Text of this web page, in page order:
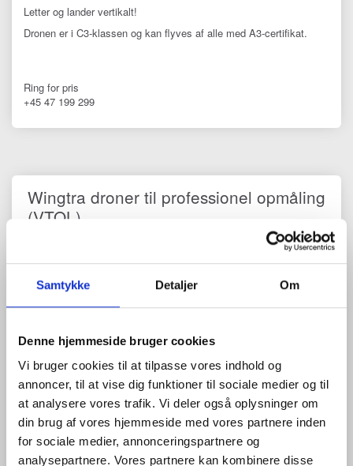
Samtykke Detaljer Om
Denne hjemmeside bruger cookies
Vi bruger cookies til at tilpasse vores indhold og
annoncer, til at vise dig funktioner til sociale medier og til
at analysere vores trafik. Vi deler også oplysninger om
din brug af vores hjemmeside med vores partnere inden
for sociale medier, annonceringspartnere og
analysepartnere. Vores partnere kan kombinere disse
Letter og lander vertikalt!
Dronen er i C3-klassen og kan flyves af alle med A3-certifikat.
Ring for pris
+45 47 199 299
Wingtra droner til professionel opmåling
(VTOL)
WingtraOne GEN II er markedsleder inden for hurtig, præcis og
effektiv droneopmåling. Som ægte VTOL (vertical take-off and
landing) letter og lander den lodret – og flyver som en fastvinge
for maksimal dækning pr. flyvning. Det giver høj effektivitet,
stabil datakvalitet og dokumenterbar nøjagtighed med indbygget
PPK GNSS.
Hvorfor vælge Wingtra?
Høj produktivitet: Op til 59 min. testet flyvetid og stor
arealdækning pr. mission – ideelt til store projekter.
Dokumenterbar præcision:Typisk omkring3 cm
absolut nøjagtighedmed PPK (afhænger af forhold,
GCP-strategi m.m.).
Sikker, autonom drift:
WingtraPilot tjekker systemet før